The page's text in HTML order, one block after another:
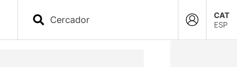
CAT
ESP